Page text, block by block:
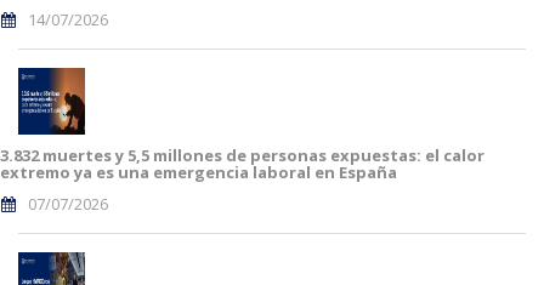
14/07/2026
3.832 muertes y 5,5 millones de personas expuestas: el calor
extremo ya es una emergencia laboral en España
07/07/2026